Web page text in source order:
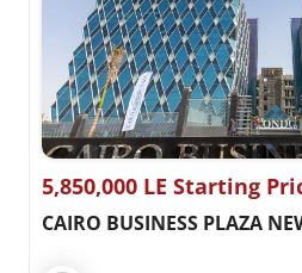
5,850,000 LE Starting
CAIRO BUSINESS PLAZA